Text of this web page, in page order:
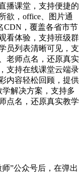
播课堂，支持便捷的
欲，office、图片通
CDN，覆盖各省市节
看体验，支持班级群
员列表清晰可见，支
老师点名，还原真实
支持在线课堂云端录
内容轻松回顾，提供
学解决方案，支持多
点名，还原真实教学
”公众号后，在弹出